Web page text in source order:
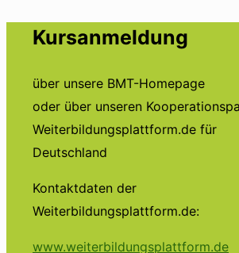
Kursanmeldung
über unsere BMT-Homepage
oder über unseren
Weiterbildungsplattform.de für
Deutschland
Kontaktdaten der
Weiterbildungsplattform.de:
www.weiterbildungsplattform.de